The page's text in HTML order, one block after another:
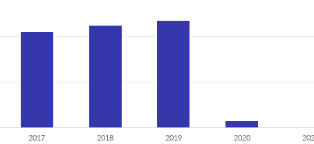
2017 2018 2019 2020